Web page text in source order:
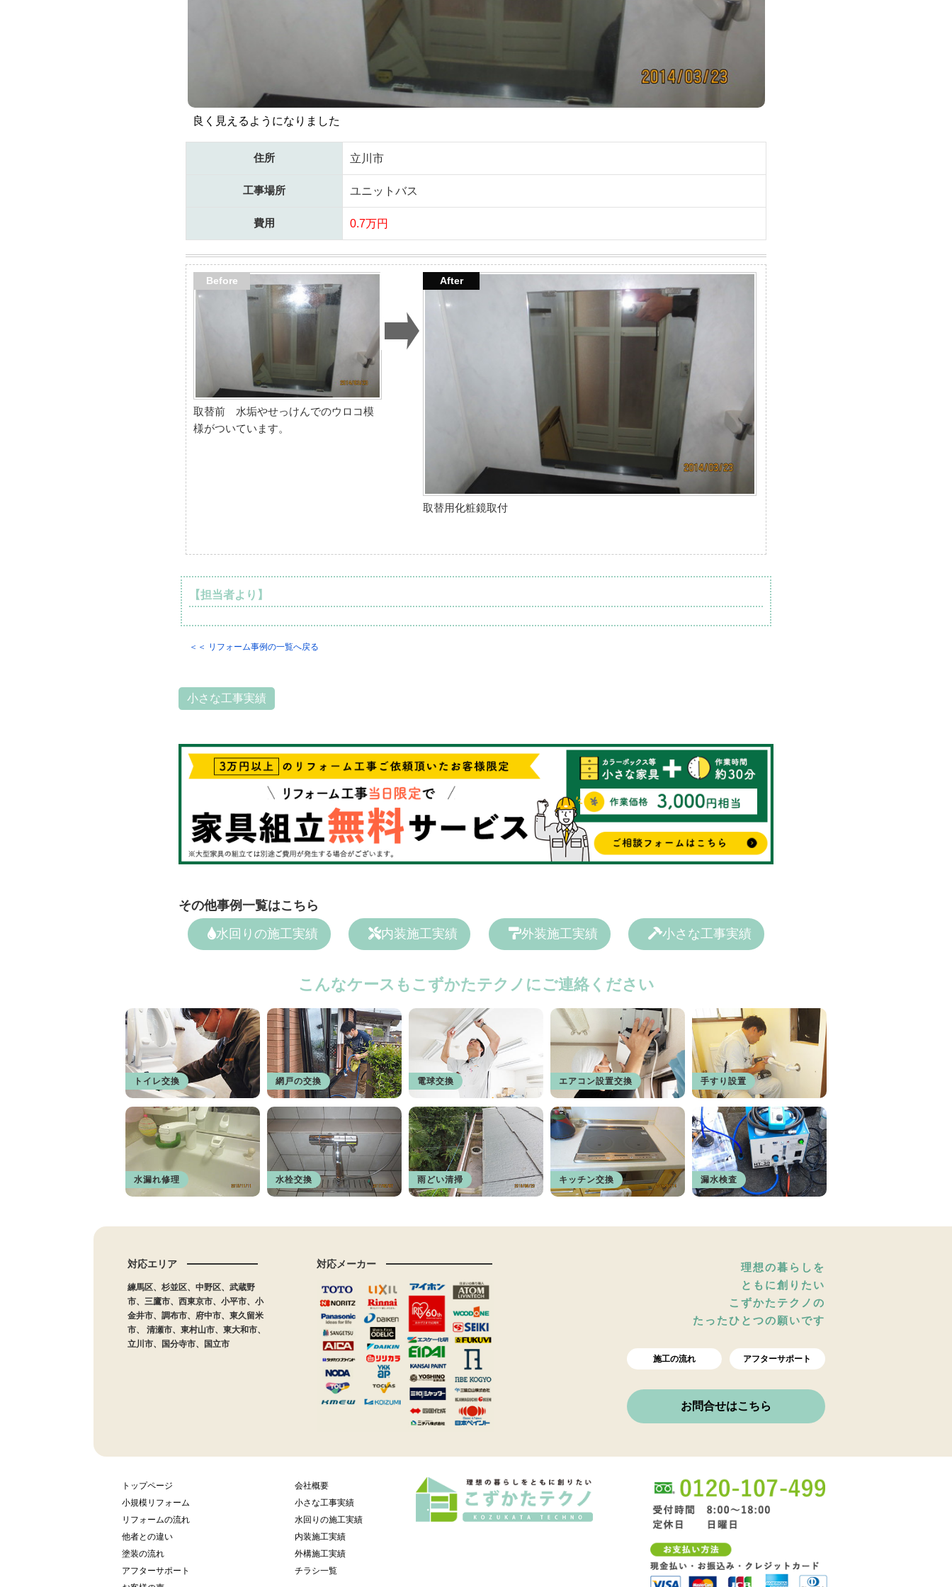
良く見えるようになりました
住所 立川市
工事場所 ユニットバス
費用 0.7万円
Before
取替前 水垢やせっけんでのウロコ模
様がついています。
After
取替用化粧鏡取付
【担当者より】
＜＜ リフォーム事例の一覧へ戻る
小さな工事実績
その他事例一覧はこちら
水回りの施工実績
内装施工実績 外装施工実績 小さな工事実績
こんなケースもこずかたテクノにご連絡ください
トイレ交換 網戸の交換 電球交換 エアコン設置交換 手すり設置
水漏れ修理 水栓交換 雨どい清掃 キッチン交換 漏水検査
対応エリア
練馬区、杉並区、中野区、武蔵野
市、三鷹市、西東京市、小平市、小
金井市、調布市、府中市、東久留米
市、 清瀬市、東村山市、東大和市、
立川市、国分寺市、国立市
対応メーカー
理想の暮らしを
ともに創りたい
こずかたテクノの
たったひとつの願いです
施工の流れ アフターサポート
お問合せはこちら
トップページ
小規模リフォーム
リフォームの流れ
他者との違い
塗装の流れ
アフターサポート
会社概要
小さな工事実績
水回りの施工実績
内装施工実績
外構施工実績
チラシ一覧